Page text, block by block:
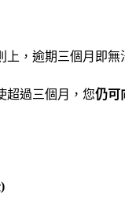
上，逾期三個月即
超過三個月，您仍可